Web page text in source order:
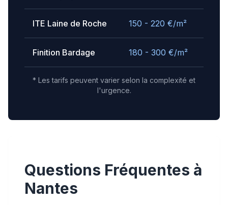
ITE Laine de Roche 150 - 220 €/m²
Finition Bardage 180 - 300 €/m²
* Les tarifs peuvent varier selon la complexité et
l'urgence.
Questions Fréquentes à
Nantes